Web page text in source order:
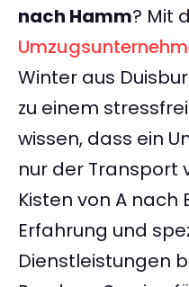
nach Hamm? Mit
Winter aus
zu einem
wissen, dass ein
nur der Transport
Kisten von A nach
Erfahrung und
Dienstleistungen